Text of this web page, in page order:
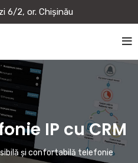
6/2, or. Chișinău
IP cu CRM
și confortabilă telefonie